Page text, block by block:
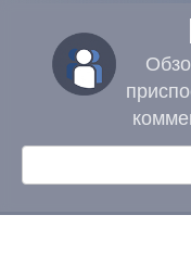
контенту
Поиск: